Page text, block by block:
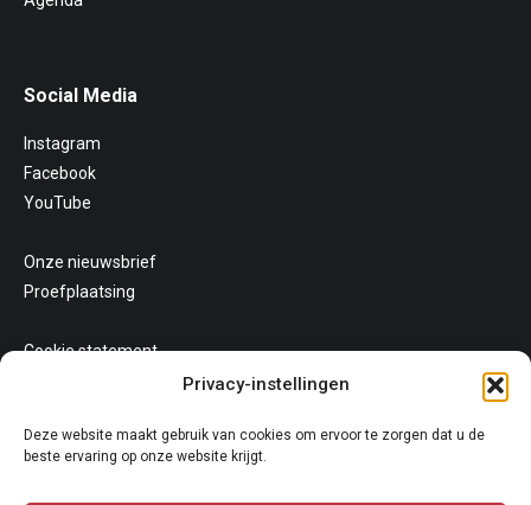
Privacy-instellingen
Deze website maakt gebruik van cookies om ervoor te zorgen dat u de
beste ervaring op onze website krijgt.
Social Media
Instagram
Facebook
YouTube
Onze nieuwsbrief
Proefplaatsing
Cookie statement